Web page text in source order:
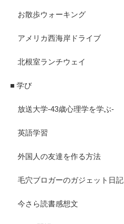
お散歩ウォーキング
アメリカ西海岸ドライブ
北根室ランチウェイ
■ 学び
放送大学-43歳心理学を学ぶ-
英語学習
外国人の友達を作る方法
毛穴ブロガーのガジェット日記
今さら読書感想文